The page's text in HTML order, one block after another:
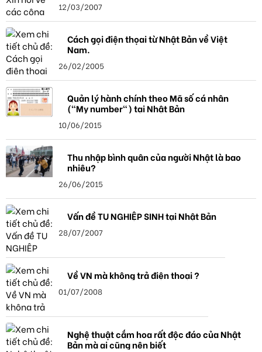
12/03/2007
Cách gọi điện thọai từ Nhật Bản về Việt
Nam.
26/02/2005
Quản lý hành chính theo Mã số cá nhân
("My number") tại Nhật Bản
10/06/2015
Thu nhập bình quân của người Nhật là bao
nhiêu?
26/06/2015
Vấn đề TU NGHIỆP SINH tại Nhật Bản
28/07/2007
Về VN mà không trả điện thoại ?
01/07/2008
Nghệ thuật cắm hoa rất độc đáo của Nhật
Bản mà ai cũng nên biết